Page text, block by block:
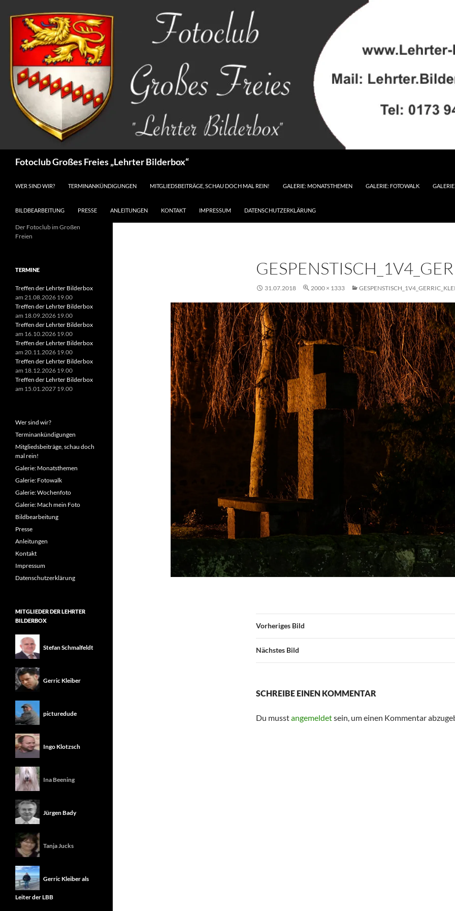
Inhalt
springen
Fotoclub Großes Freies „Lehrter Bilderbox“
WER SIND WIR? TERMINANKÜNDIGUNGEN MITGLIEDSBEITRÄGE, SCHAU DOCH MAL REIN! GALERIE: MONATSTHEMEN GALERIE: FOTOWALK
BILDBEARBEITUNG PRESSE ANLEITUNGEN KONTAKT IMPRESSUM DATENSCHUTZERKLÄRUNG
31.07.2018 2000 × 1333
Vorheriges Bild
Nächstes Bild
SCHREIBE EINEN KOMMENTAR
Du musstangemeldetsein, um einen Kommentar
Der Fotoclub im Großen
Freien
Suchen
TERMINE
Treffen der Lehrter Bilderbox
am 21.08.2026 19.00
Treffen der Lehrter Bilderbox
am 18.09.2026 19.00
Treffen der Lehrter Bilderbox
am 16.10.2026 19.00
Treffen der Lehrter Bilderbox
am 20.11.2026 19.00
Treffen der Lehrter Bilderbox
am 18.12.2026 19.00
Treffen der Lehrter Bilderbox
am 15.01.2027 19.00
Wer sind wir?
Terminankündigungen
Mitgliedsbeiträge, schau doch
mal rein!
Galerie: Monatsthemen
Galerie: Fotowalk
Galerie: Wochenfoto
Galerie: Mach mein Foto
Bildbearbeitung
Presse
Anleitungen
Kontakt
Impressum
Datenschutzerklärung
MITGLIEDER DER LEHRTER
BILDERBOX
Stefan Schmalfeldt
Gerric Kleiber
picturedude
Ingo Klotzsch
Ina Beening
Jürgen Bady
Tanja Jucks
Gerric Kleiber als
Leiter der LBB